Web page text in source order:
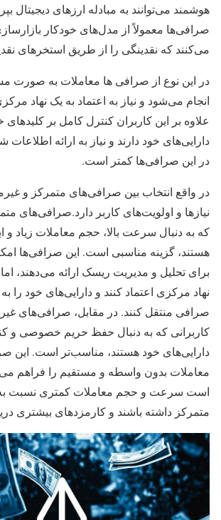
هوشمند می‌توانند به مبادله ارزهای دیجیتال
می‌کنند که نقدینگی را از طریق استخرهای
در این نوع از صرافی ها معاملات به صورت
انجام می‌شود و نیاز به اعتماد به یک نهاد
علاوه بر این کاربران کنترل کامل بر
دارایی‌های خود دارند و نیاز به ارائه
در این صرافی‌ها کمتر است.
در واقع انتخاب بین صرافی‌های متمرکز و
نیازها و اولویت‌های کاربر دارد.صرافی‌های
که به دنبال سرعت بالا، حجم معاملات زیاد و
هستند، گزینه مناسبی است. این صرافی‌ها
برای تحلیل و مدیریت ریسک ارائه می‌دهند، اما
نهاد مرکزی اعتماد کنند و دارایی‌های خود را
صرافی منتقل کنند. در مقابل، صرافی‌های
کاربرانی که به دنبال حفظ حریم خصوصی و
دارایی‌های خود هستند، مناسب‌تر است. این
معاملات بدون واسطه و مستقیم را فراهم
است سرعت و حجم معاملات کمتری نسبت
متمرکز داشته باشند و کارمزدهای بیشتری